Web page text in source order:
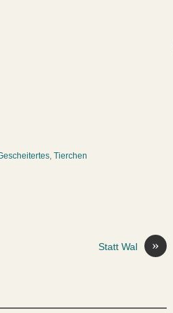
, Tierchen
»
Statt Wal